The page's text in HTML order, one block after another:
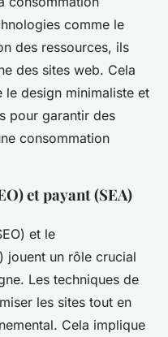
comme le
des ressources, ils
des sites web. Cela
le design minimaliste et
pour garantir des
consommation
et payant (SEA)
et le
jouent un rôle crucial
Les techniques de
les sites tout en
Cela implique